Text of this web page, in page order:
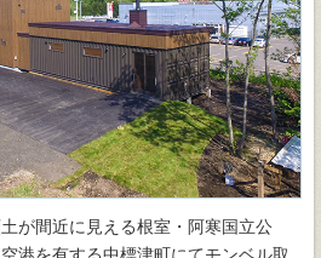
が間近に見える根室・阿寒国立公